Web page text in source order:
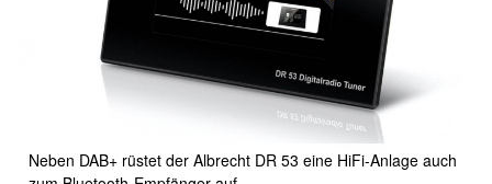
Neben DAB+ rüstet der Albrecht DR 53 eine HiFi-Anlage auch